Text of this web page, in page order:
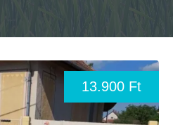
13.900 Ft